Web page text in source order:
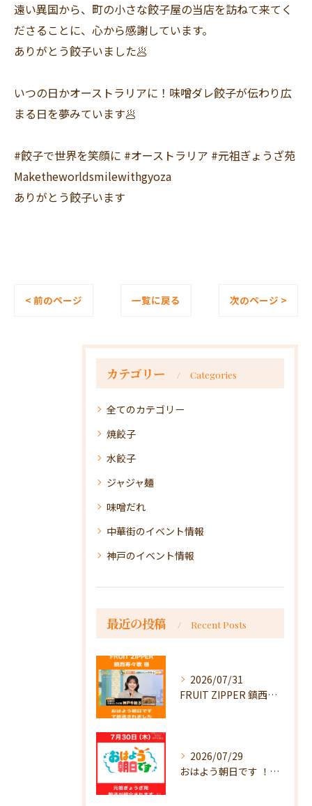
遠い異国から、町の小さな餃子屋の当店を訪ねて来てく
ださることに、心から感謝しています。
ありがとう餃子いました🥟
いつの日かオーストラリアに！味噌ダレ餃子が伝わり広
まる日を夢みています🥟
#餃子で世界を笑顔に #オーストラリア #元祖ぎょうざ苑
Maketheworldsmilewithgyoza
ありがとう餃子います
< 前のページ 一覧に戻る 次のページ >
カテゴリー Categories
全てのカテゴリー
焼餃子
水餃子
ジャジャ麺
味噌だれ
中華街のイベント情報
神戸のイベント情報
最近の投稿 Recent Posts
2026/07/31
FRUIT ZIPPER 鎮西寿々歌様が！
2026/07/29
おはよう朝日です ！で放送